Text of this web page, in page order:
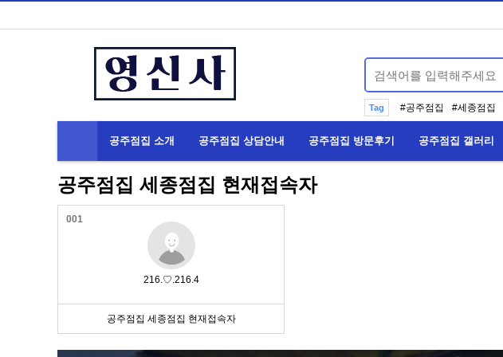
Tag #공주점집 #세종점집
공주점집 소개 공주점집 상담안내 공주점집 방문후기 공주점집 갤러리
공주점집 세종점집 현재접속자
001
216.♡.216.4
공주점집 세종점집 현재접속자